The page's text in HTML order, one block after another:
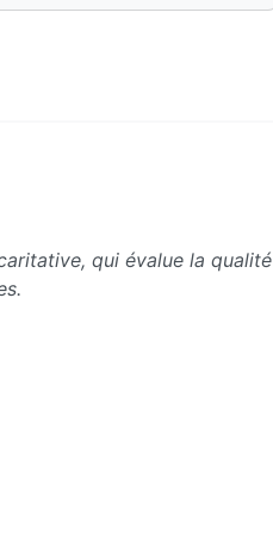
qui évalue la qualité